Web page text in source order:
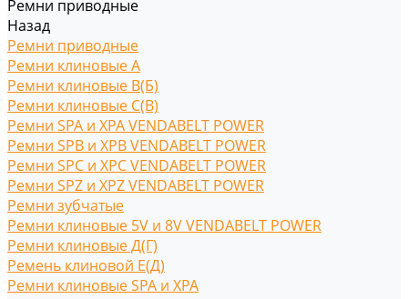
Ремни приводные
Назад
Ремни приводные
Ремни клиновые A
Ремни клиновые В(Б)
Ремни клиновые С(B)
Ремни SPA и XPA VENDABELT POWER
Ремни SPB и XPB VENDABELT POWER
Ремни SPC и XPC VENDABELT POWER
Ремни SPZ и XPZ VENDABELT POWER
Ремни зубчатые
Ремни клиновые 5V и 8V VENDABELT POWER
Ремни клиновые Д(Г)
Ремень клиновой Е(Д)
Ремни клиновые SPA и XPA